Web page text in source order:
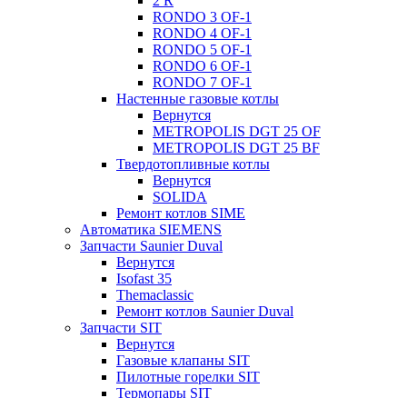
RONDO 3 OF-1
RONDO 4 OF-1
RONDO 5 OF-1
RONDO 6 OF-1
RONDO 7 OF-1
Настенные газовые котлы
Вернутся
METROPOLIS DGT 25 OF
METROPOLIS DGT 25 BF
Твердотопливные котлы
Вернутся
SOLIDA
Ремонт котлов SIME
Автоматика SIEMENS
Запчасти Saunier Duval
Вернутся
Isofast 35
Themaclassic
Ремонт котлов Saunier Duval
Запчасти SIT
Вернутся
Газовые клапаны SIT
Пилотные горелки SIT
Термопары SIT